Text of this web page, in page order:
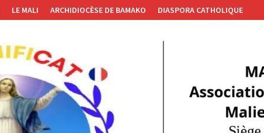
LE MALI ARCHIDIOCÈSE DE BAMAKO DIASPORA CATHOLIQUE